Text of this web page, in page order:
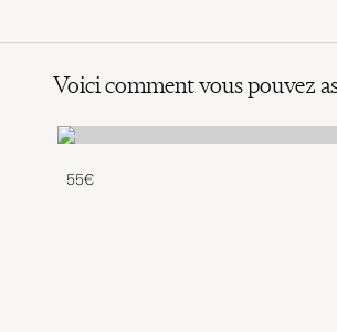
Voici comment vous pouvez
55€